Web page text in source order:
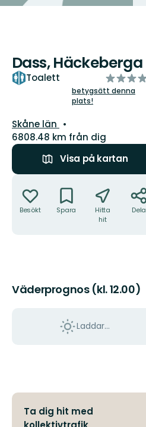
Dass, Häckeberga
Toalett
av
5
betygsätt denna
plats!
Län:
Skåne län
6808.48 km från dig
Visa på kartan
Besökt Spara
Hitta
hit
Dela
Väderprognos (kl. 12.00)
Laddar...
Ta dig hit med